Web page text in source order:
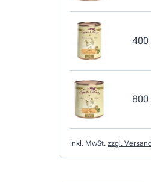
400
800
inkl. MwSt. zzgl. Versand